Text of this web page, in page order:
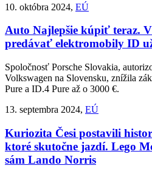
10. októbra 2024, EÚ
Auto Najlepšie kúpiť teraz.
predávať elektromobily ID
Spoločnosť Porsche Slovakia,
Volkswagen na Slovensku, znížila
Pure a ID.4 Pure až o 3000 €.
13. septembra 2024, EÚ
Kuriozita Česi postavili
ktoré skutočne jazdí. Lego
sám Lando Norris